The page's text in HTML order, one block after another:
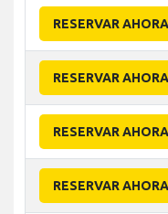
RESERVAR AHORA
RESERVAR AHORA
RESERVAR AHORA
RESERVAR AHORA